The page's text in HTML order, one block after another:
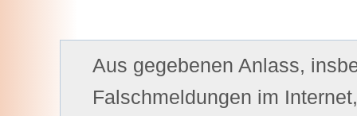
Aus gegebenen Anlass,
Falschmeldungen im